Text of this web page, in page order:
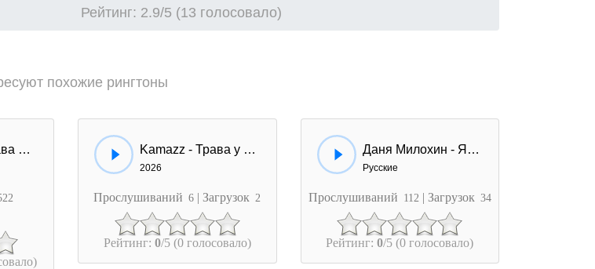
Рейтинг: 2.9/5 (13 голосовало)
похожие рингтоны
Земляне - Трава У Дома Kamazz - Трава у дома
2026
Прослушиваний 6 | Загрузок 2
Рейтинг: 0/5 (0 голосовало)
Даня Милохин - Я Дома
Русские
Прослушиваний 112 | Загрузок 34
Рейтинг:0/5 (0 голосовало)